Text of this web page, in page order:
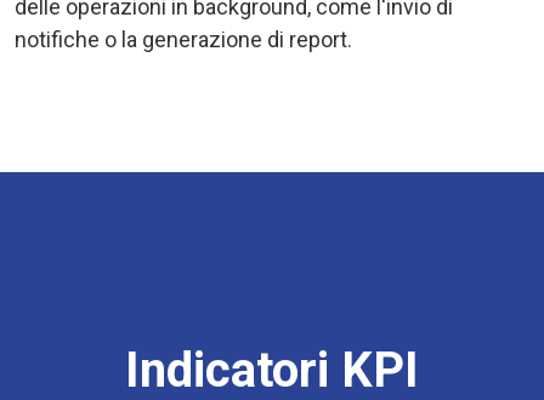
delle operazioni in background, come l'invio di
notifiche o la generazione di report.
Indicatori KPI